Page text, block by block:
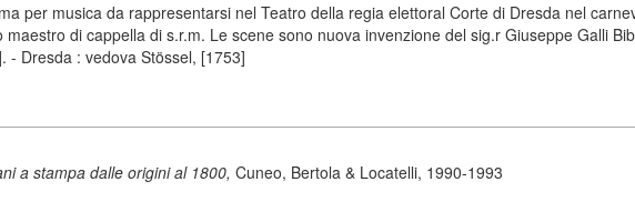
per musica da rappresentarsi nel Teatro della regia elettoral Corte di Dresda nel
maestro di cappella di s.r.m. Le scene sono nuova invenzione del sig.r Giuseppe Galli
- Dresda : vedova Stössel, [1753]
a stampa dalle origini al 1800, Cuneo, Bertola & Locatelli, 1990-1993